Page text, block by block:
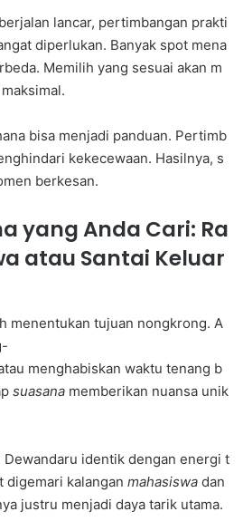
lancar, pertimbangan prakti
diperlukan. Banyak spot mena
Memilih yang sesuai akan m
bisa menjadi panduan. Pertimb
kekecewaan. Hasilnya, s
berkesan.
yang Anda Cari: Ra
atau Santai Keluar
menentukan tujuan nongkrong. A
menghabiskan waktu tenang b
suasana memberikan nuansa unik
identik dengan energi t
digemari kalangan mahasiswa dan
justru menjadi daya tarik utama.